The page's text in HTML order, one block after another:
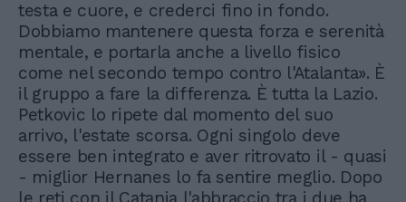
testa e cuore, e crederci fino in fondo.
Dobbiamo mantenere questa forza e serenità
mentale, e portarla anche a livello fisico
come nel secondo tempo contro l'Atalanta». È
il gruppo a fare la differenza. È tutta la Lazio.
Petkovic lo ripete dal momento del suo
arrivo, l'estate scorsa. Ogni singolo deve
essere ben integrato e aver ritrovato il - quasi
- miglior Hernanes lo fa sentire meglio. Dopo